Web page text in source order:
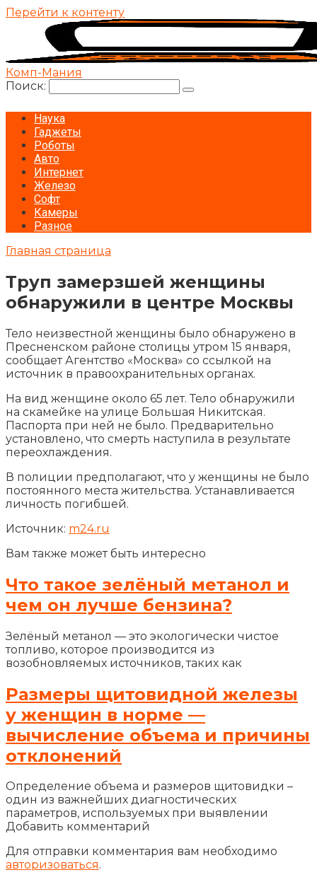
Перейти к контенту
Комп-Мания
Поиск:
Наука
Гаджеты
Роботы
Авто
Интернет
Железо
Софт
Камеры
Разное
Главная страница
Труп замерзшей женщины
обнаружили в центре Москвы
Тело неизвестной женщины было обнаружено в
Пресненском районе столицы утром 15 января,
сообщает Агентство «Москва» со ссылкой на
источник в правоохранительных органах.
На вид женщине около 65 лет. Тело обнаружили
на скамейке на улице Большая Никитская.
Паспорта при ней не было. Предварительно
установлено, что смерть наступила в результате
переохлаждения.
В полиции предполагают, что у женщины не было
постоянного места жительства. Устанавливается
личность погибшей.
Источник: m24.ru
Вам также может быть интересно
Что такое зелёный метанол и
чем он лучше бензина?
Зелёный метанол — это экологически чистое
топливо, которое производится из
возобновляемых источников, таких как
Размеры щитовидной железы
у женщин в норме —
вычисление объема и причины
отклонений
Определение объема и размеров щитовидки –
один из важнейших диагностических
параметров, используемых при выявлении
Добавить комментарий
Для отправки комментария вам необходимо
авторизоваться.